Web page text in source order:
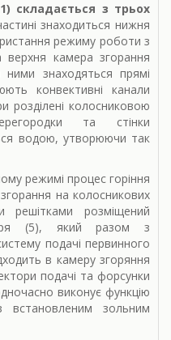
складається з трьох
знаходиться нижня
режиму роботи з
верхня камера згорання
знаходяться прямі
конвективні канали
розділені колосниковою
та стінки
водою, утворюючи так
режимі процес горіння
на колосникових
решітками розміщений
(5), який разом з
подачі первинного
в камеру згоряння
подачі та форсунки
виконує функцію
зольним